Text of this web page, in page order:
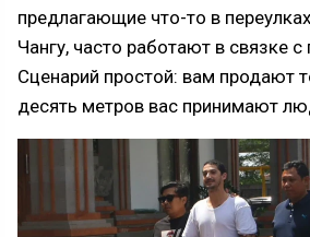
предлагающие что-то в
Чангу, часто работают в связке с
Сценарий простой: вам продают
десять метров вас принимают